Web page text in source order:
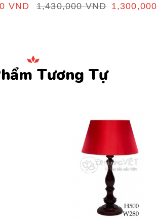
VND 1,430,000VND 1,300,000
Tương Tự